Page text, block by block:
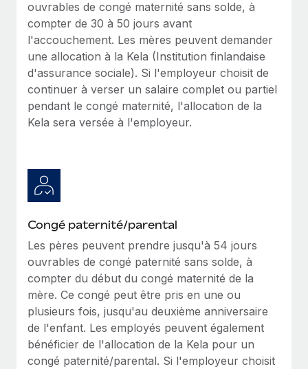
ouvrables de congé maternité sans solde, à
compter de 30 à 50 jours avant
l'accouchement. Les mères peuvent demander
une allocation à la Kela (Institution finlandaise
d'assurance sociale). Si l'employeur choisit de
continuer à verser un salaire complet ou partiel
pendant le congé maternité, l'allocation de la
Kela sera versée à l'employeur.
Congé paternité/parental
Les pères peuvent prendre jusqu'à 54 jours
ouvrables de congé paternité sans solde, à
compter du début du congé maternité de la
mère. Ce congé peut être pris en une ou
plusieurs fois, jusqu'au deuxième anniversaire
de l'enfant. Les employés peuvent également
bénéficier de l'allocation de la Kela pour un
congé paternité/parental. Si l'employeur choisit